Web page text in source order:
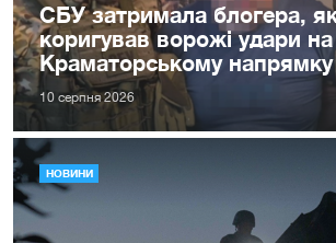
СБУ затримала блогера,
коригував ворожі удари на
Краматорському напрямку
10 серпня 2026
НОВИНИ